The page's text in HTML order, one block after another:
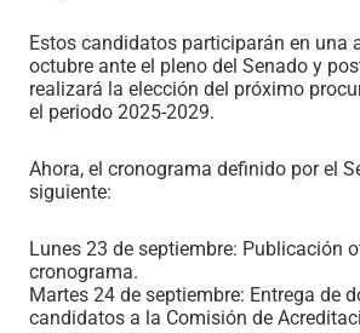
Estos candidatos participarán en una
octubre ante el pleno del Senado y
realizará la elección del próximo
el periodo 2025-2029.
Ahora, el cronograma definido por el
siguiente:
Lunes 23 de septiembre: Publicación
cronograma.
Martes 24 de septiembre: Entrega de
candidatos a la Comisión de